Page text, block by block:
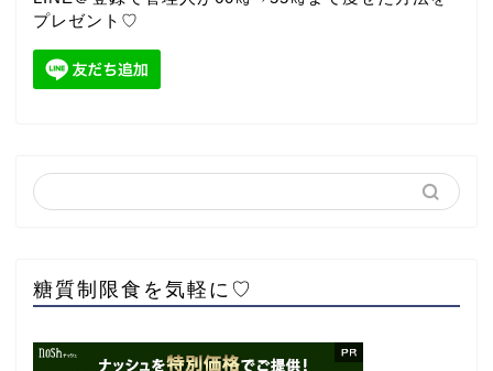
プレゼント♡
糖質制限食を気軽に♡